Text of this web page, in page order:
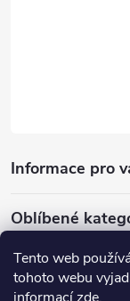
Tento web
tohoto webu
Informace pro
Oblíbené
Přijímáme